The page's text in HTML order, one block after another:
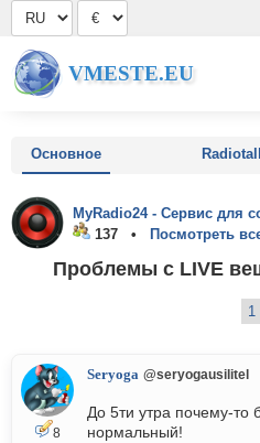
VMESTE.EU
Основное
MyRadio24 - Сервис для
137 •
Посмотреть
Проблемы с LIVE
1
8
Seryoga @seryogausilitel
До 5ти утра почему-то
нормальный!